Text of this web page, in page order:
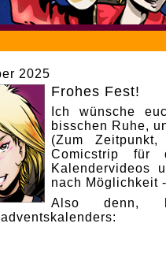
2025
Frohes Fest!
Ich wünsche
bisschen Ruhe,
(Zum
Comicstrip für
Kalendervideos
nach Möglichkeit
Also denn,